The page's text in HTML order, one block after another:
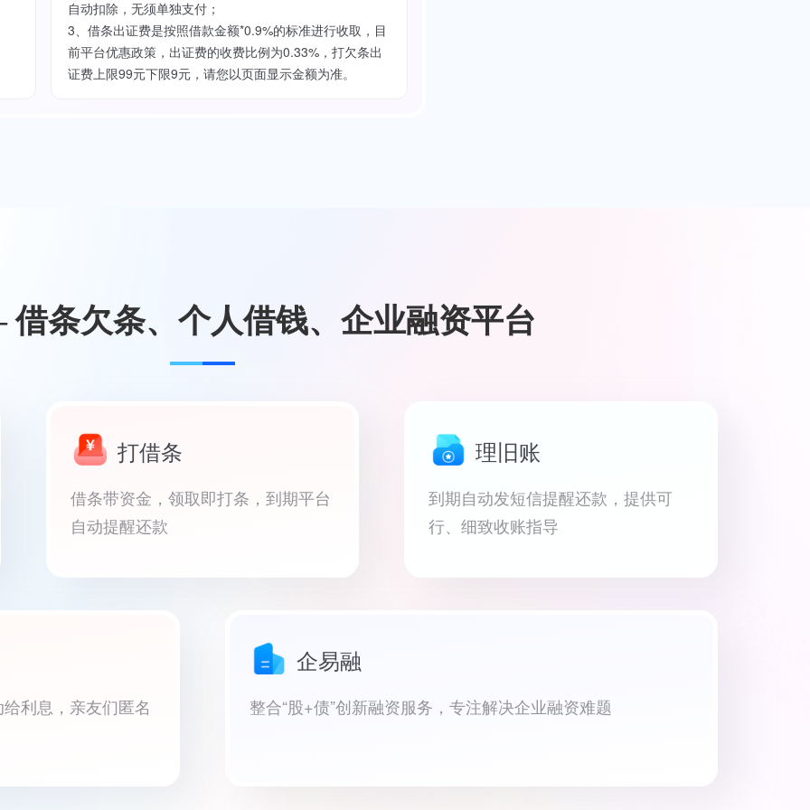
自动扣除，无须单独支付；
3、借条出证费是按照借款金额*0.9%的标准进行收取，目
前平台优惠政策，出证费的收费比例为0.33%，打欠条出
证费上限99元下限9元，请您以页面显示金额为准。
条欠条、个人借钱、企业融资平台
打借条
借条带资金，领取即打条，到期平台
自动提醒还款
理旧账
到期自动发短信提醒还款，提供可
行、细致收账指导
利息，亲友们匿名
企易融
整合“股+债”创新融资服务，专注解决企业融资难题